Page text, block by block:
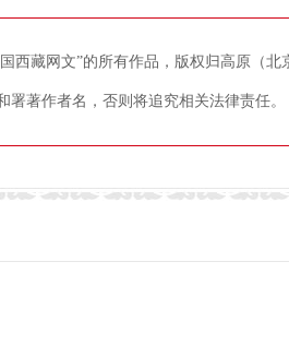
西藏网文”的所有作品，版权归高原（
著作者名，否则将追究相关法律责任。